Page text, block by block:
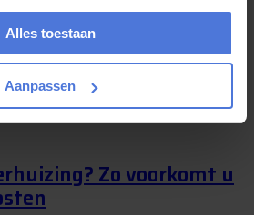
Alles toestaan
Aanpassen
weer is groter en veel mensen hebben
Zo voorkomt u